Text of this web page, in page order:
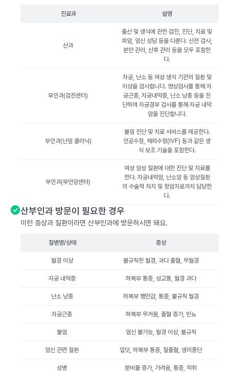
진료과 설명
산과
출산 및 생식에 관한 검진, 진단, 치료 및
피임, 임신 상담 등을 다룬다. 산전 검사,
분만 관리, 산후 관리 등을 모두 포함한
다.
부인과(검진센터)
자궁, 난소 등 여성 생식 기관의 질환 및
이상을 검사합니다. 영상검사를 통해 자
궁근종, 자궁내막증, 난소 낭종 등을 진
단하며 자궁경부 검사를 통해 자궁 내막
암을 진단합니다.
부인과(난임 클리닉)
불임 진단 및 치료 서비스를 제공한다.
인공수정, 체외수정(IVF) 등과 같은 생
식 보조 기술을 포함한다.
부인과(부인암센터)
여성 암성 질환에 대한 진단 및 치료를
한다. 자궁내막암, 난소암 등 암성질환
의 수술적 처치 및 항암치료까지 담당한
다.
산부인과 방문이 필요한 경우
이런 증상과 질환이라면 산부인과에 방문하시면 돼요.
질병명/상태 증상
월경 이상 불규칙한 월경, 과다 출혈, 무월경
자궁 내막증 하복부 통증, 성교통, 월경 과다
난소 낭종 하복부 팽만감, 통증, 불규칙 월경
자궁근종 하복부 무거움, 출혈 증가, 빈뇨
불임 임신 불가능, 월경 이상, 불규칙
임신 관련 질환 입덧, 하복부 통증, 질출혈, 생리중단
성병 분비물 증가, 가려움, 통증, 악취